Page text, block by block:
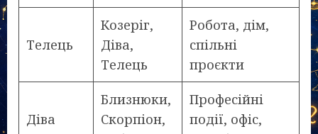
Телець
Козеріг,
Діва,
Телець
Робота, дім,
спільні
проєкти
Діва
Близнюки,
Скорпіон,
Професійні
події, офіс,